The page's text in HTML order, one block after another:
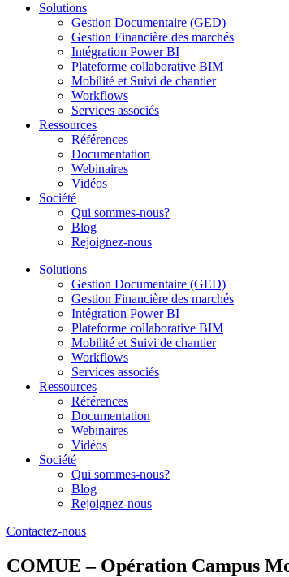
Solutions
Gestion Documentaire (GED)
Gestion Financière des marchés
Intégration Power BI
Plateforme collaborative BIM
Mobilité et Suivi de chantier
Workflows
Services associés
Ressources
Références
Documentation
Webinaires
Vidéos
Société
Qui sommes-nous?
Blog
Rejoignez-nous
Solutions
Gestion Documentaire (GED)
Gestion Financière des marchés
Intégration Power BI
Plateforme collaborative BIM
Mobilité et Suivi de chantier
Workflows
Services associés
Ressources
Références
Documentation
Webinaires
Vidéos
Société
Qui sommes-nous?
Blog
Rejoignez-nous
Contactez-nous
COMUE – Opération Campus